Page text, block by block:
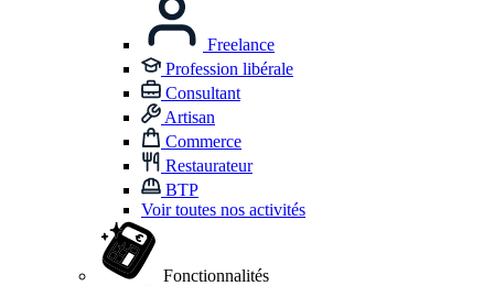
Freelance
Profession libérale
Consultant
Artisan
Commerce
Restaurateur
BTP
Voir toutes nos activités
Fonctionnalités